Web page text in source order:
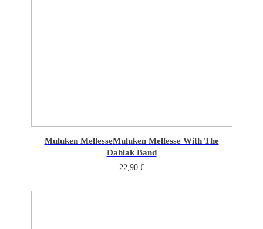
Muluken MellesseMuluken Mellesse With The
Dahlak Band
22,90 €